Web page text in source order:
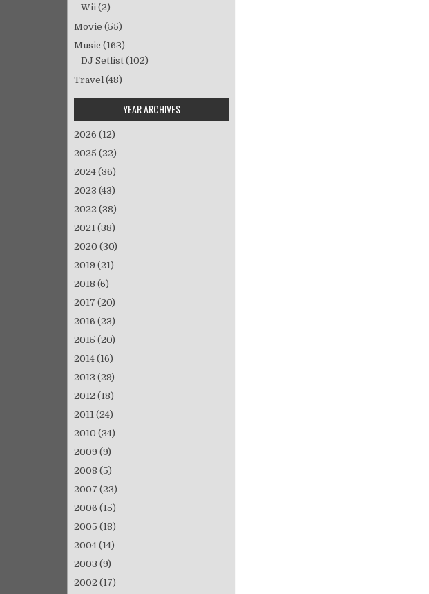
Wii (2)
Movie (55)
Music (163)
DJ Setlist (102)
Travel (48)
YEAR ARCHIVES
2026 (12)
2025 (22)
2024 (36)
2023 (43)
2022 (38)
2021 (38)
2020 (30)
2019 (21)
2018 (6)
2017 (20)
2016 (23)
2015 (20)
2014 (16)
2013 (29)
2012 (18)
2011 (24)
2010 (34)
2009 (9)
2008 (5)
2007 (23)
2006 (15)
2005 (18)
2004 (14)
2003 (9)
2002 (17)